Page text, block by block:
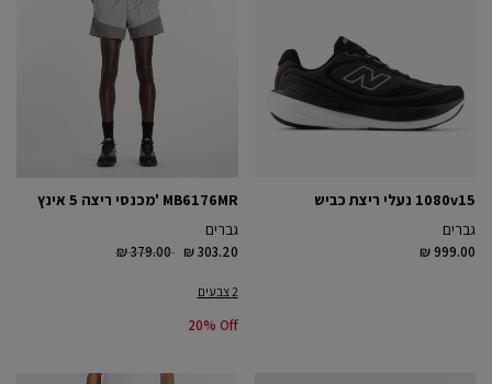
1080v15 נעלי ריצת כביש
גברים
₪ 999.00
MB6176MR 'מכנסי ריצה 5 אינץ
גברים
Price reduced from
₪ 379.00 to₪ 303.20
2 צבעים
20% Off